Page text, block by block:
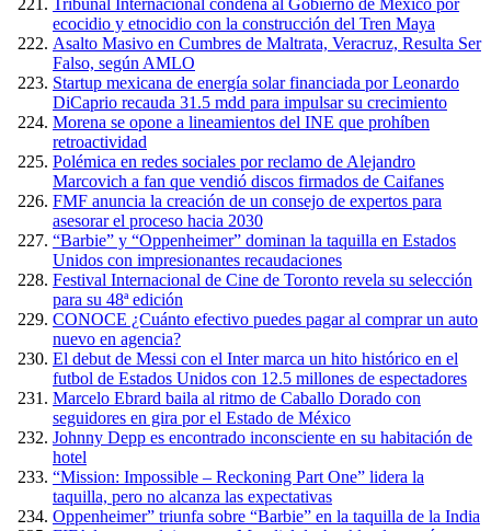
Tribunal Internacional condena al Gobierno de México por
ecocidio y etnocidio con la construcción del Tren Maya
Asalto Masivo en Cumbres de Maltrata, Veracruz, Resulta Ser
Falso, según AMLO
Startup mexicana de energía solar financiada por Leonardo
DiCaprio recauda 31.5 mdd para impulsar su crecimiento
Morena se opone a lineamientos del INE que prohíben
retroactividad
Polémica en redes sociales por reclamo de Alejandro
Marcovich a fan que vendió discos firmados de Caifanes
FMF anuncia la creación de un consejo de expertos para
asesorar el proceso hacia 2030
“Barbie” y “Oppenheimer” dominan la taquilla en Estados
Unidos con impresionantes recaudaciones
Festival Internacional de Cine de Toronto revela su selección
para su 48ª edición
CONOCE ¿Cuánto efectivo puedes pagar al comprar un auto
nuevo en agencia?
El debut de Messi con el Inter marca un hito histórico en el
futbol de Estados Unidos con 12.5 millones de espectadores
Marcelo Ebrard baila al ritmo de Caballo Dorado con
seguidores en gira por el Estado de México
Johnny Depp es encontrado inconsciente en su habitación de
hotel
“Mission: Impossible – Reckoning Part One” lidera la
taquilla, pero no alcanza las expectativas
Oppenheimer” triunfa sobre “Barbie” en la taquilla de la India